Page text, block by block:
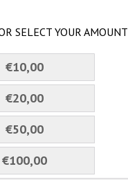
SELECT YOUR AMOUNT
€10,00
€20,00
€50,00
€100,00